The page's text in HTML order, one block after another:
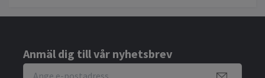
Anmäl dig till vår nyhetsbrev